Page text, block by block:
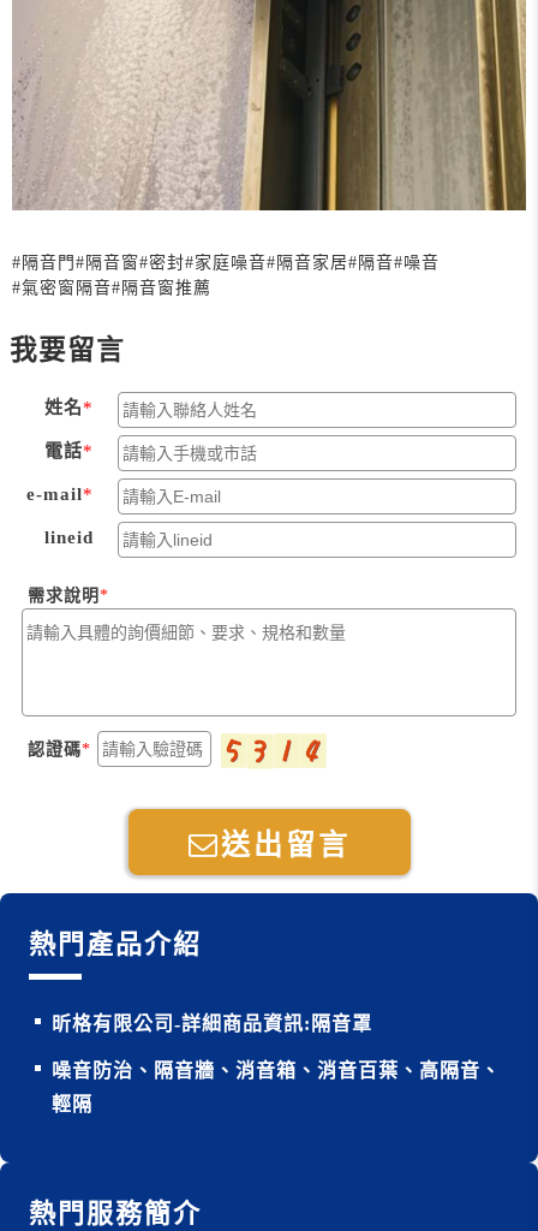
#隔音門 #隔音窗#密封#家庭噪音#隔音家居#隔音#噪音
#氣密窗隔音#隔音窗推薦
我要留言
需求說明
認證碼
姓名
電話
e-mail
lineid
送出留言
熱門產品介紹
昕格有限公司-詳細商品資訊:隔音罩
噪音防治、隔音牆、消音箱、消音百葉、高隔音、
輕隔
熱門服務簡介